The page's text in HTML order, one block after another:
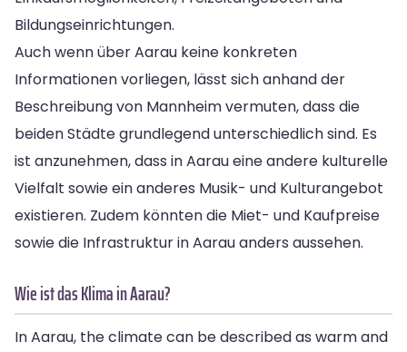
Bildungseinrichtungen.
Auch wenn über Aarau keine konkreten
Informationen vorliegen, lässt sich anhand der
Beschreibung von Mannheim vermuten, dass die
beiden Städte grundlegend unterschiedlich sind. Es
ist anzunehmen, dass in Aarau eine andere kulturelle
Vielfalt sowie ein anderes Musik- und Kulturangebot
existieren. Zudem könnten die Miet- und Kaufpreise
sowie die Infrastruktur in Aarau anders aussehen.
Wie ist das Klima in Aarau?
In Aarau, the climate can be described as warm and